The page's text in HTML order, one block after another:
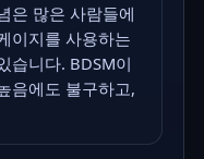
은 많은 사람들에
이지를 사용하는
습니다. BDSM이
음에도 불구하고,